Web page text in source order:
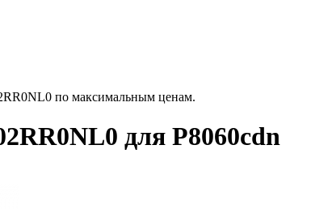
по максимальным ценам.
для P8060cdn